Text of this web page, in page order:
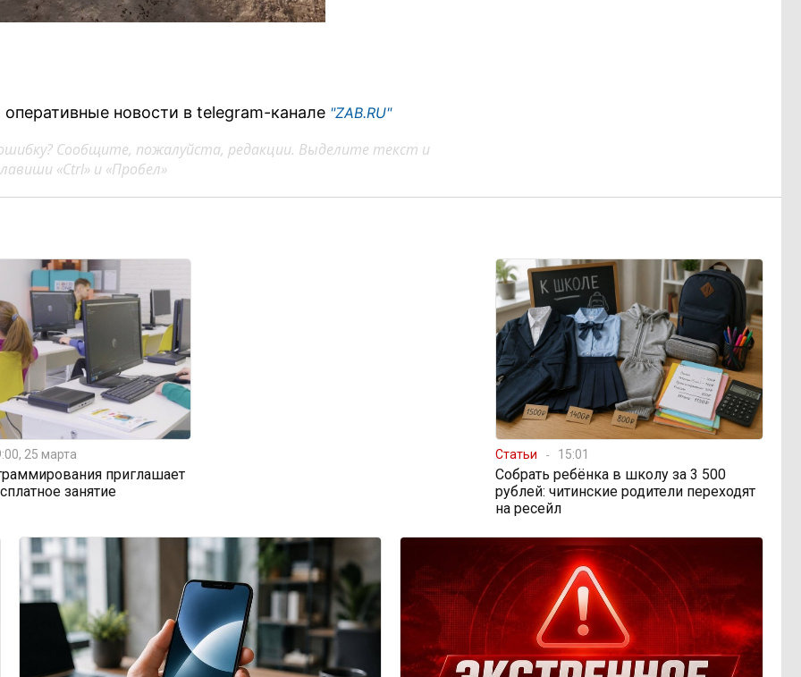
новости в telegram-канале "ZAB.RU"
Сообщите, пожалуйста, редакции. Выделите текст и
«Ctrl» и «Пробел»
25 марта
приглашает
занятие
Статьи 15:01
Собрать ребёнка в школу за 3 500
рублей: читинские родители переходят
на ресейл